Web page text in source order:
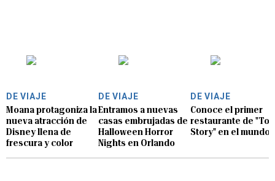
DE VIAJE
Moana protagoniza la
nueva atracción de
Disney llena de
frescura y color
DE VIAJE
Entramos a nuevas
casas embrujadas de
Halloween Horror
Nights en Orlando
DE VIAJE
Conoce el primer
restaurante de "Toy
Story" en el mundo